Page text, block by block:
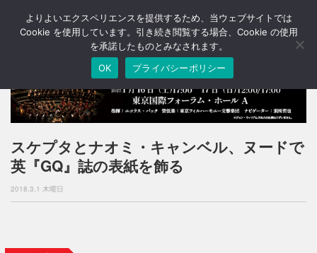
T
o
a
v
g
o
スケプタとナオミ・キャンベル、ヌードで
英『GQ』誌の表紙を飾る
2018.3.1 木曜日
よりよいエクスペリエンスを提供するため、当ウェブサイトでは
Cookie を使用しています。引き続き閲覧する場合、Cookie の使用
を承諾したものとみなされます。
OK
プライバシーポリシー